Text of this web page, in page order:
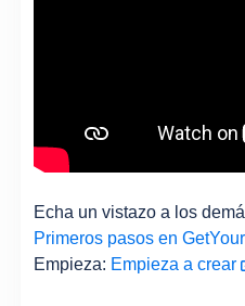
Echa un vistazo a los
Primeros pasos en
Empieza: Empieza a crear